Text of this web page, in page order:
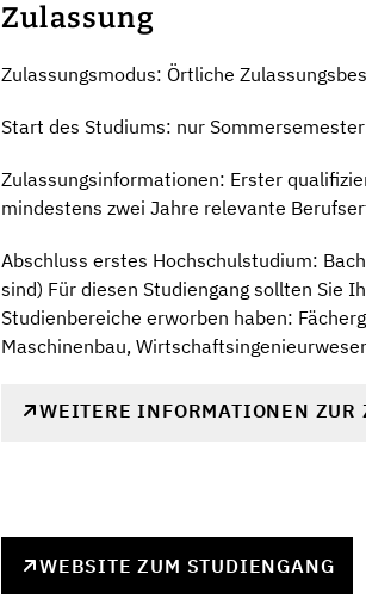
Zulassung
Zulassungsmodus: Örtliche
Start des Studiums: nur Sommersemester
Zulassungsinformationen: Erster
mindestens zwei Jahre relevante
Abschluss erstes Hochschulstudium:
sind) Für diesen Studiengang sollten Sie
Studienbereiche erworben haben:
Maschinenbau,
WEITERE INFORMATIONEN ZUR
WEBSITE ZUM STUDIENGANG